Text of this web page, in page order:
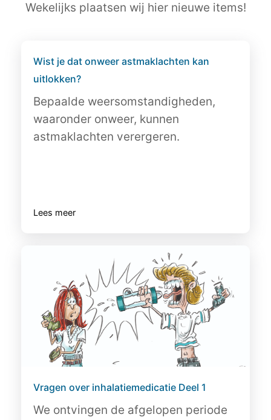
Wekelijks plaatsen wij hier nieuwe items!
Wist je dat onweer astmaklachten kan
uitlokken?
Bepaalde weersomstandigheden,
waaronder onweer, kunnen
astmaklachten verergeren.
Lees meer
Vragen over inhalatiemedicatie Deel 1
We ontvingen de afgelopen periode